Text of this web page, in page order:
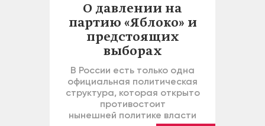
О давлении на
партию «Яблоко» и
предстоящих
выборах
В России есть только одна
официальная политическая
структура, которая открыто
противостоит
нынешней политике власти